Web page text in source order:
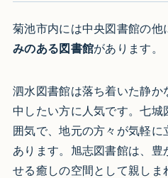
菊池市内には中央図書館の他
みのある図書館があります。
泗水図書館は落ち着いた静
中したい方に人気です。七
囲気で、地元の方々が気軽
あります。旭志図書館は、
せる癒しの空間として親しま